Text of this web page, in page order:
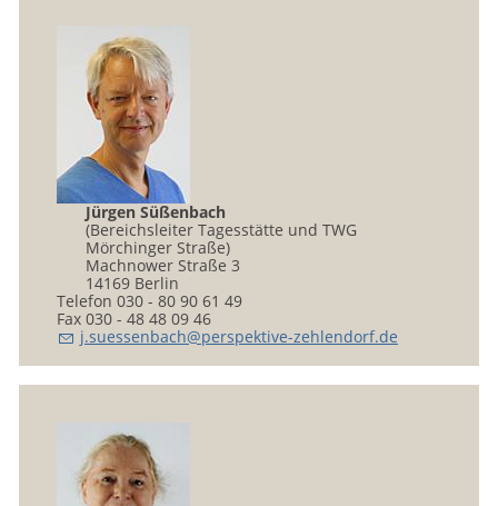
Jürgen Süßenbach
(Bereichsleiter Tagesstätte und TWG
Mörchinger Straße)
Machnower Straße 3
14169 Berlin
Telefon 030 - 80 90 61 49
Fax 030 - 48 48 09 46
j s ss nb ch p rsp kt v -z hl nd rf d